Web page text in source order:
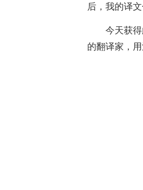
后，我的译
今天获
的翻译家，